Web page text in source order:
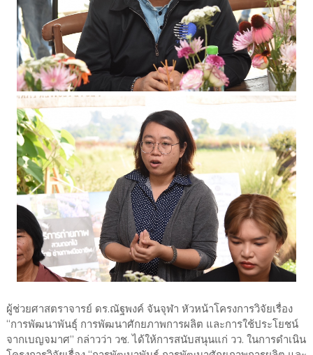
ผู้ช่วยศาสตราจารย์ ดร.ณัฐพงค์ จันจุฬา หัวหน้าโครงการวิจัยเรื่อง
“การพัฒนาพันธุ์ การพัฒนาศักยภาพการผลิต และการใช้ประโยชน์
จากเบญจมาศ” กล่าวว่า วช. ได้ให้การสนับสนุนแก่ วว. ในการดำเนิน